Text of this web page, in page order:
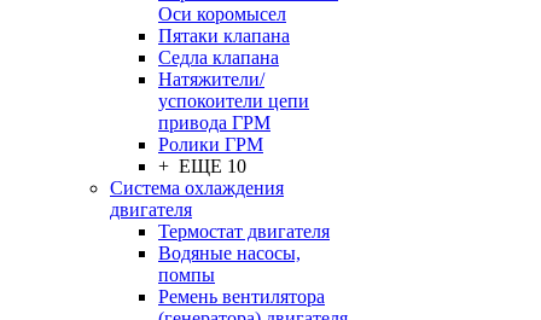
Оси коромысел
Пятаки клапана
Седла клапана
Натяжители/
успокоители цепи
привода ГРМ
Ролики ГРМ
+ ЕЩЕ 10
Система охлаждения
двигателя
Термостат двигателя
Водяные насосы,
помпы
Ремень вентилятора